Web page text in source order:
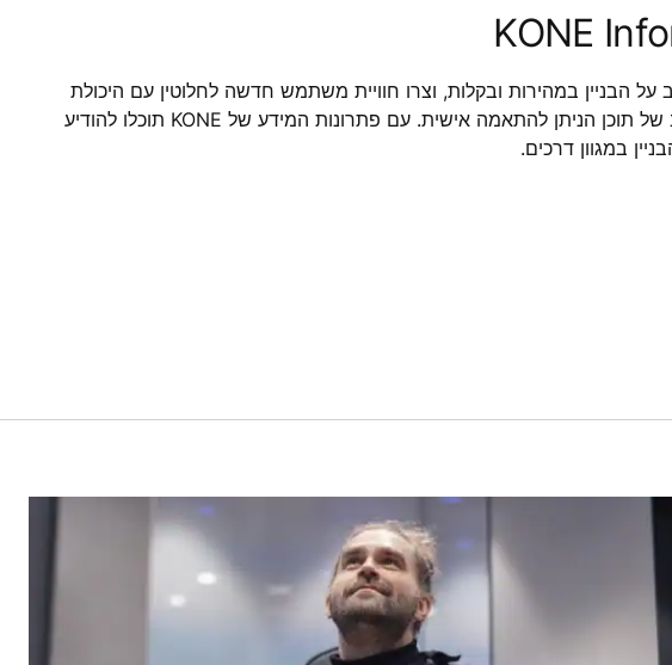
KONE
הבניין במהירות ובקלות, וצרו חוויית משתמש חדשה לחלוטין עם היכולת
לשתף מגוון רחב של תוכן הניתן להתאמה אישית. עם פתרונות המידע של KONE תוכלו להודיע
במגוון דרכים.